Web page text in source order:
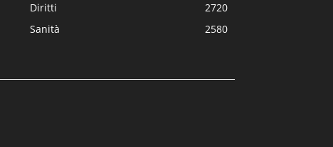
Diritti
2720
Sanità
2580